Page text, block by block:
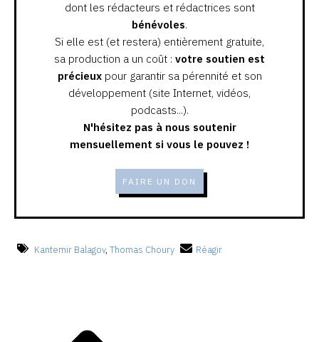
dont les rédacteurs et rédactrices sont
bénévoles.
Si elle est (et restera) entièrement gratuite,
sa production a un coût : votre soutien est
précieuxpour garantir sa pérennité et son
développement (site Internet, vidéos,
podcasts...).
N'hésitez pas à nous soutenir
mensuellement si vous le pouvez !
FAIRE UN DON
Kantemir Balagov, Thomas Choury Réagir